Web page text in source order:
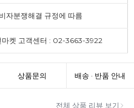
자분쟁해결 규정에 따름
마켓 고객센터 : 02-3663-3922
상품문의 배송 · 반품 안내